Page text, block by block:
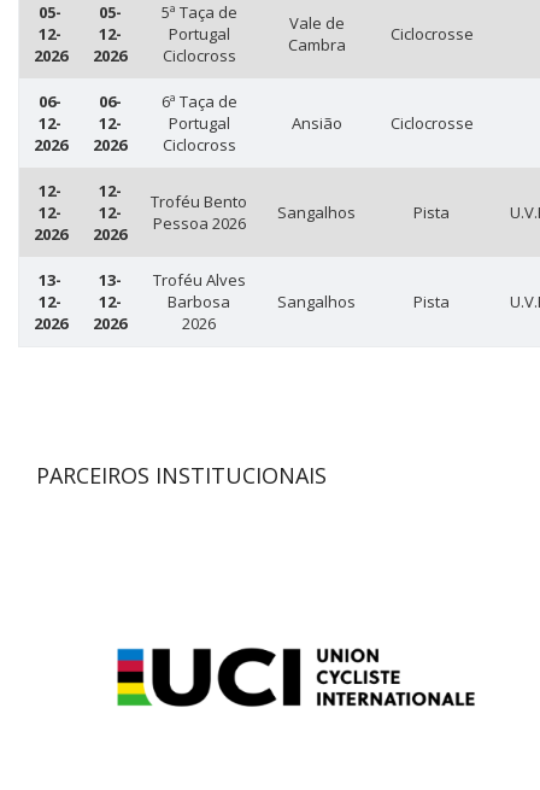
05-
12-
2026
05-
12-
2026
5ª Taça de
Portugal
Ciclocross
Vale de
Cambra
Ciclocrosse
06-
12-
2026
06-
12-
2026
6ª Taça de
Portugal
Ciclocross
Ansião Ciclocrosse
12-
12-
2026
12-
12-
2026
Troféu Bento
Pessoa 2026
Sangalhos Pista
13-
12-
2026
13-
12-
2026
Troféu Alves
Barbosa
2026
Sangalhos Pista
PARCEIROS INSTITUCIONAIS